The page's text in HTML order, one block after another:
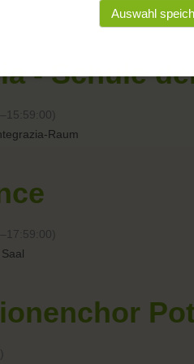
- Schule
Raum
Auswahl